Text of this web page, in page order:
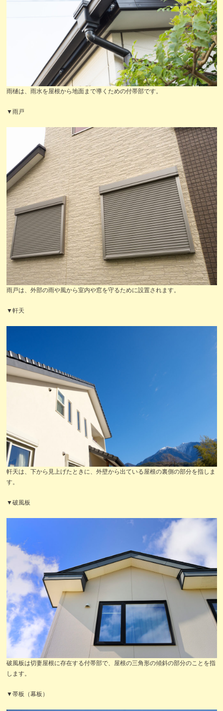
雨樋は、雨水を屋根から地面まで導くための付帯部です。
▼雨戸
雨戸は、外部の雨や風から室内や窓を守るために設置されます。
▼軒天
軒天は、下から見上げたときに、外壁から出ている屋根の裏側の部分を指しま
す。
▼破風板
破風板は切妻屋根に存在する付帯部で、屋根の三角形の傾斜の部分のことを指
します。
▼帯板（幕板）